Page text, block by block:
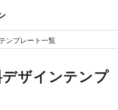
ンプレート一覧
ザインテンプ